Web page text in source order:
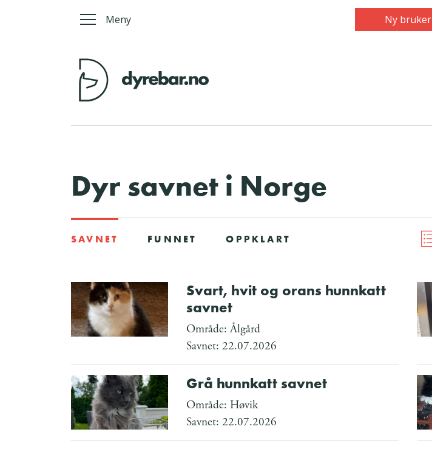
Meny Ny bruker
Dyr savnet i Norge
SAVNET FUNNET OPPKLART
Svart, hvit og orans hunnkatt
savnet
Område: Ålgård
Savnet: 22.07.2026
Grå hunnkatt savnet
Område: Høvik
Savnet: 22.07.2026